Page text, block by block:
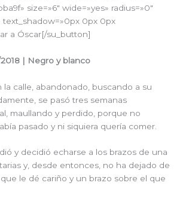
size=»6″ wide=»yes» radius=»0″
text_shadow=»0px 0px 0px
a Óscar[/su_button]
| Negro y blanco
la calle, abandonado, buscando a su
se pasó tres semanas
maullando y perdido, porque no
pasado y ni siquiera quería comer.
y decidió echarse a los brazos de una
y, desde entonces, no ha dejado de
le dé cariño y un brazo sobre el que